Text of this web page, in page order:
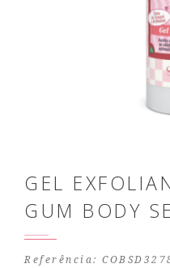
GEL
GUM BODY
Referência: